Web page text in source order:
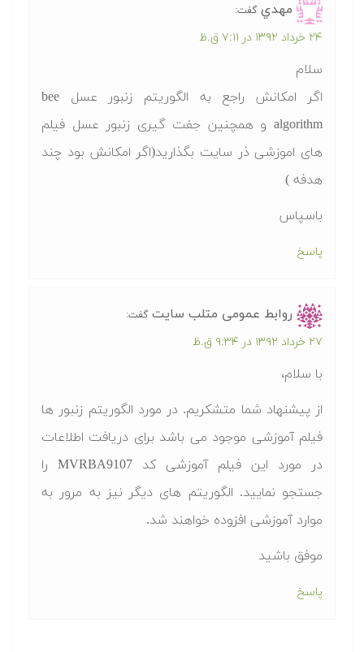
مهدي گفت:
۲۴ خرداد ۱۳۹۲ در ۷:۱۱ ق.ظ
سلام
اگر امکانش راجع به الگوریتم زنبور عسل bee
algorithm و همچنین جفت گیری زنبور عسل فیلم
های اموزشی ذر سایت بگذارید(اگر امکانش بود چند
هدفه )
باسپاس
پاسخ
روابط عمومی متلب سایت گفت:
۲۷ خرداد ۱۳۹۲ در ۹:۳۴ ق.ظ
با سلام،
از پیشنهاد شما متشکریم. در مورد الگوریتم زنبور ها
فیلم آموزشی موجود می باشد برای دریافت اطلاعات
در مورد این فیلم آموزشی کد MVRBA9107 را
جستجو نمایید. الگوریتم های دیگر نیز به مرور به
موارد آموزشی افزوده خواهند شد.
موفق باشید
پاسخ